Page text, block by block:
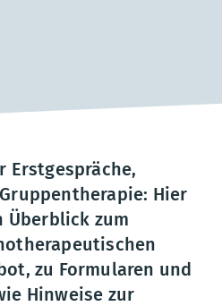
Erstgespräche,
Hier
Überblick zum
zu Formularen und
Hinweise zur